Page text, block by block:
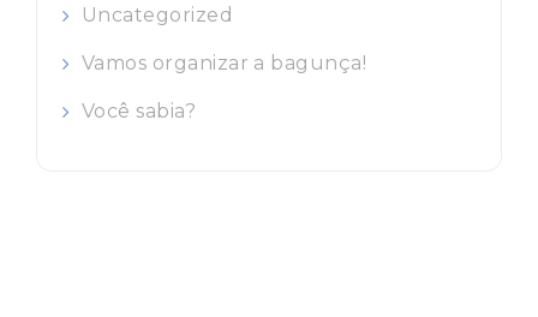
Uncategorized
Vamos organizar a bagunça!
Você sabia?